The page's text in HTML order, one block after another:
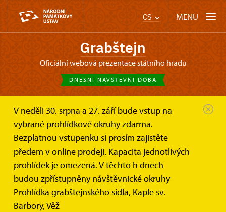
CS MENU
Grabštejn
oficiální webová prezentace státního hradu
DNEŠNÍ NÁVŠTĚVNÍ DOBA
V neděli 30. srpna a 27. září bude vstup na
vybrané prohlídkové okruhy zdarma.
Bezplatnou vstupenku si prosím zajistěte
předem v online prodeji. Kapacita jednotlivých
prohlídek je omezená. V těchto h dnech
budou zpřístupněny návštěvnické okruhy
Prohlídka grabštejnského sídla, Kaple sv.
Barbory, Věž
Grabštejn Pro média
Pro média